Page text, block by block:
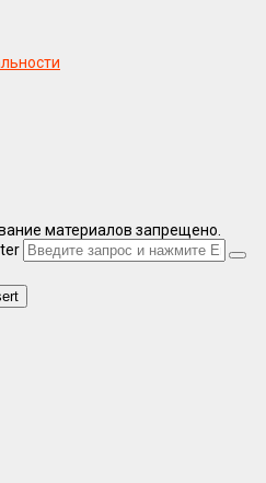
материалов запрещено.